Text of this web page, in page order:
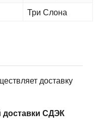
Три Слона
доставку
доставки СДЭК